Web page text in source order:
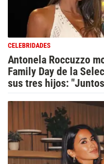
CELEBRIDADES
Antonela Roccuzzo
Family Day de la
sus tres hijos: